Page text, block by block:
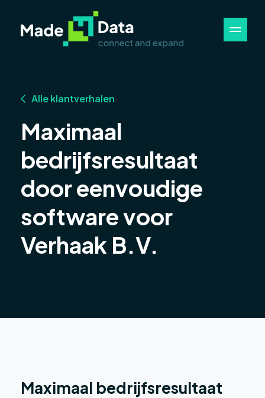
Alle klantverhalen
Maximaal
bedrijfsresultaat
door eenvoudige
software voor
Verhaak B.V.
Maximaal bedrijfsresultaat